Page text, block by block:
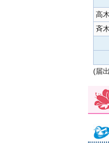
高
斉
(届